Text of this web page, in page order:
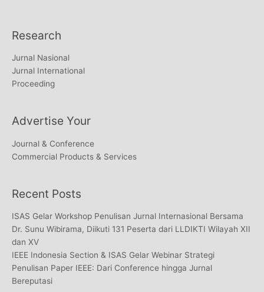
Research
Jurnal Nasional
Jurnal International
Proceeding
Advertise Your
Journal & Conference
Commercial Products & Services
Recent Posts
ISAS Gelar Workshop Penulisan Jurnal Internasional Bersama
Dr. Sunu Wibirama, Diikuti 131 Peserta dari LLDIKTI Wilayah XII
dan XV
IEEE Indonesia Section & ISAS Gelar Webinar Strategi
Penulisan Paper IEEE: Dari Conference hingga Jurnal
Bereputasi